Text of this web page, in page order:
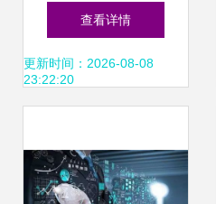
来高科技建筑的创
新前沿
查看详情
更新时间：2026-08-08
23:22:20